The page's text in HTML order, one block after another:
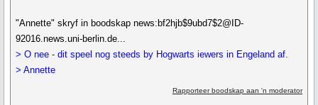
"Annette" skryf in boodskap news:bf2hjb$9ubd7$2@ID-
92016.news.uni-berlin.de...
> O nee - dit speel nog steeds by Hogwarts iewers in Engeland af.
> Annette
Rapporteer boodskap aan 'n moderator